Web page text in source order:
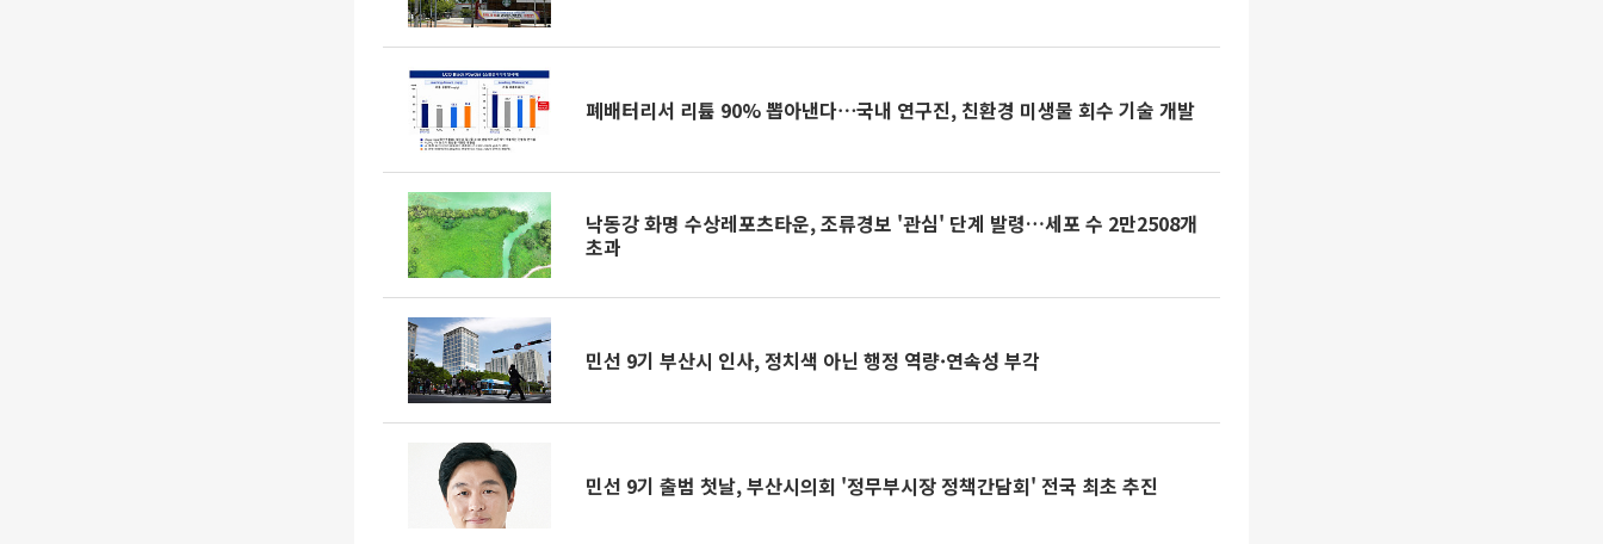
폐배터리서 리튬 90% 뽑아낸다⋯국내 연구진, 친환경 미생물 회수 기술 개발
낙동강 화명 수상레포츠타운, 조류경보 '관심' 단계 발령…세포 수 2만2508개
초과
민선 9기 부산시 인사, 정치색 아닌 행정 역량·연속성 부각
민선 9기 출범 첫날, 부산시의회 '정무부시장 정책간담회' 전국 최초 추진